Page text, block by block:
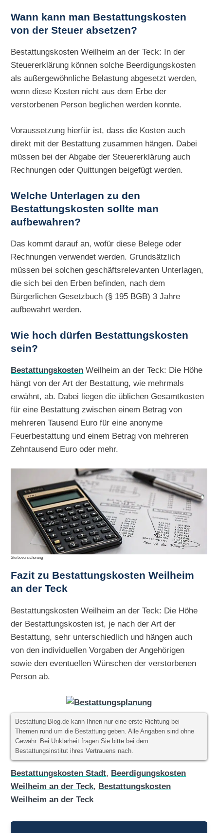
Wann kann man Bestattungskosten
von der Steuer absetzen?
Bestattungskosten Weilheim an der Teck: In der
Steuererklärung können solche Beerdigungskosten
als außergewöhnliche Belastung abgesetzt werden,
wenn diese Kosten nicht aus dem Erbe der
verstorbenen Person beglichen werden konnte.
Voraussetzung hierfür ist, dass die Kosten auch
direkt mit der Bestattung zusammen hängen. Dabei
müssen bei der Abgabe der Steuererklärung auch
Rechnungen oder Quittungen beigefügt werden.
Welche Unterlagen zu den
Bestattungskosten sollte man
aufbewahren?
Das kommt darauf an, wofür diese Belege oder
Rechnungen verwendet werden. Grundsätzlich
müssen bei solchen geschäftsrelevanten Unterlagen,
die sich bei den Erben befinden, nach dem
Bürgerlichen Gesetzbuch (§ 195 BGB) 3 Jahre
aufbewahrt werden.
Wie hoch dürfen Bestattungskosten
sein?
Bestattungskosten Weilheim an der Teck: Die Höhe
hängt von der Art der Bestattung, wie mehrmals
erwähnt, ab. Dabei liegen die üblichen Gesamtkosten
für eine Bestattung zwischen einem Betrag von
mehreren Tausend Euro für eine anonyme
Feuerbestattung und einem Betrag von mehreren
Zehntausend Euro oder mehr.
Sterbeversicherung
Fazit zu Bestattungskosten Weilheim
an der Teck
Bestattungskosten Weilheim an der Teck: Die Höhe
der Bestattungskosten ist, je nach der Art der
Bestattung, sehr unterschiedlich und hängen auch
von den individuellen Vorgaben der Angehörigen
sowie den eventuellen Wünschen der verstorbenen
Person ab.
Bestattung-Blog.de kann Ihnen nur eine erste Richtung bei
Themen rund um die Bestattung geben. Alle Angaben sind ohne
Gewähr. Bei Unklarheit fragen Sie bitte bei dem
Bestattungsinstitut ihres Vertrauens nach.
Bestattungskosten Stadt, Beerdigungskosten
Weilheim an der Teck, Bestattungskosten
Weilheim an der Teck
Beitragsnavigation